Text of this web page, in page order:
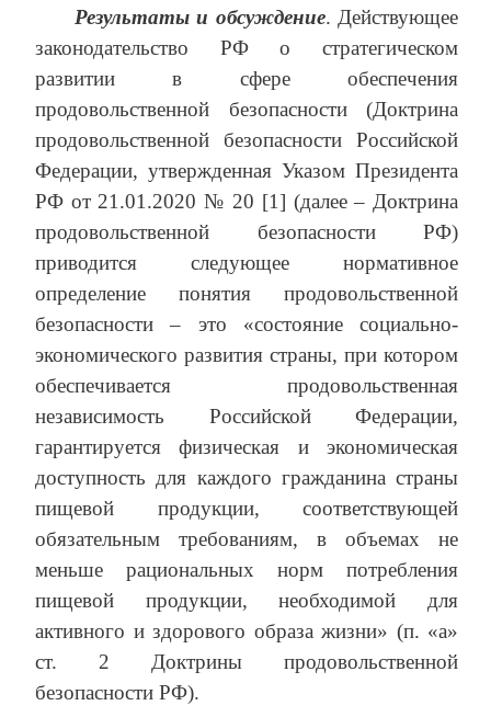
Результаты и обсуждение. Действующее
законодательство РФ о стратегическом
развитии в сфере обеспечения
продовольственной безопасности (Доктрина
продовольственной безопасности Российской
Федерации, утвержденная Указом Президента
РФ от 21.01.2020 № 20 [1] (далее – Доктрина
продовольственной безопасности РФ)
приводится следующее нормативное
определение понятия продовольственной
безопасности – это «состояние социально-
экономического развития страны, при котором
обеспечивается продовольственная
независимость Российской Федерации,
гарантируется физическая и экономическая
доступность для каждого гражданина страны
пищевой продукции, соответствующей
обязательным требованиям, в объемах не
меньше рациональных норм потребления
пищевой продукции, необходимой для
активного и здорового образа жизни» (п. «а»
ст. 2 Доктрины продовольственной
безопасности РФ).